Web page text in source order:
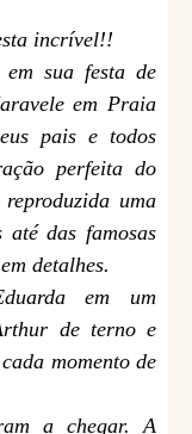
incrível!!
sua festa de
em Praia
pais e todos
perfeita do
uma
das famosas
detalhes.
em um
de terno e
momento de
a chegar. A